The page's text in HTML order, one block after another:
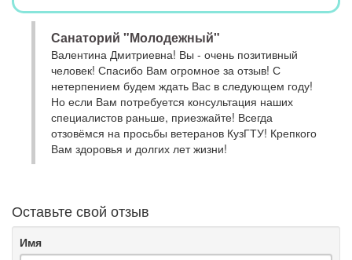
Санаторий "Молодежный"
Валентина Дмитриевна! Вы - очень позитивный
человек! Спасибо Вам огромное за отзыв! С
нетерпением будем ждать Вас в следующем году!
Но если Вам потребуется консультация наших
специалистов раньше, приезжайте! Всегда
отзовёмся на просьбы ветеранов КузГТУ! Крепкого
Вам здоровья и долгих лет жизни!
Оставьте свой отзыв
Имя